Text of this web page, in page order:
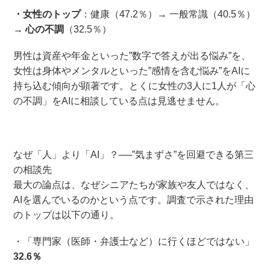
・女性のトップ：健康（47.2％）→ 一般常識（40.5％）
→心の不調 （32.5％）
男性は資産や年金といった”数字で答えが出る悩み”を、
女性は身体やメンタルといった”感情を含む悩み”をAIに
持ち込む傾向が顕著です。とくに女性の3人に1人が「心
の不調」をAIに相談している点は見逃せません。
なぜ「人」より「AI」？──”気まずさ”を回避できる第三
の相談先
最大の論点は、なぜシニアたちが家族や友人ではなく、
AIを選んでいるのかという点です。調査で示された理由
のトップは以下の通り。
・「専門家（医師・弁護士など）に行くほどではない」
32.6％